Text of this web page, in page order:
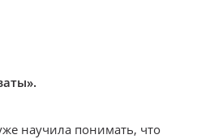
научила понимать, что